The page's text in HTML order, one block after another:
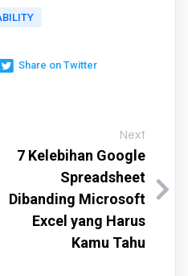
Share on Twitter
Next
7 Kelebihan Google
Spreadsheet
Dibanding Microsoft
Excel yang Harus
Kamu Tahu